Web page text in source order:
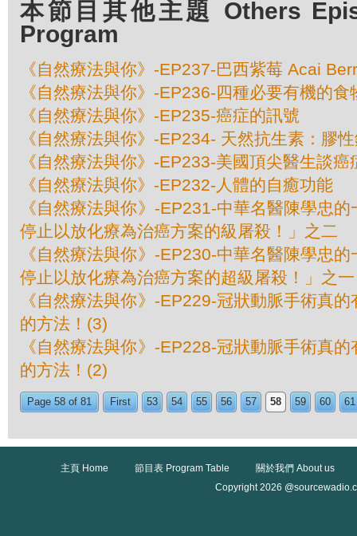
本節目其他主題 Others
Program
《自然療法與你》-EP237-巴西紫莓 Acai
《自然療法與你》-EP236-四種必要有機的食
《自然療法與你》-EP235-癌症的訊號
《自然療法與你》-EP234- 天然抗生素：膠
《自然療法與你》-EP233-美國頂尖醫​​生談
《自然療法與你》-EP232-人體的自癒功能
《自然療法與你》-EP231-中華名醫陳學忠
停止以放化療為治癌方案的級屠殺！」之二
《自然療法與你》-EP230-中華名醫陳學忠
停止以放化療為治癌方案的超級屠殺！」之一
《自然療法與你》-EP229-冠狀動脈手術真
的方法！(3)
《自然療法與你》-EP228-冠狀動脈手術真
的方法！(2)
Page 58 of 81 First 53 54 55 56 57 58 59 60 61
主頁 Home 節目表 Program Table
關於我們 About us
Copyright 2026